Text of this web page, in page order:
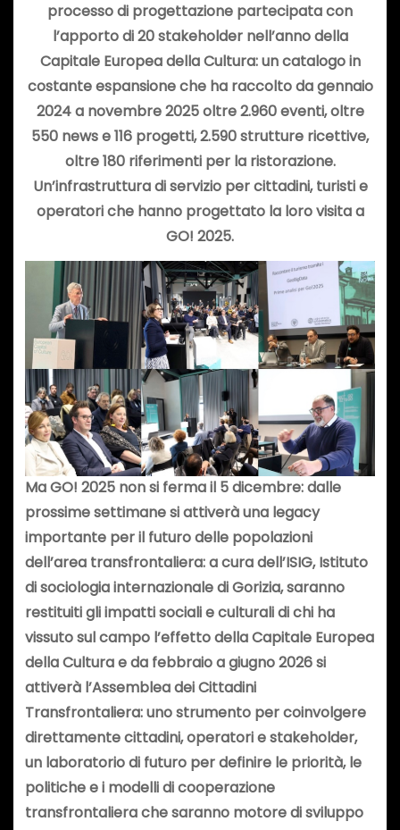
processo di progettazione partecipata con
l’apporto di 20 stakeholder nell’anno della
Capitale Europea della Cultura: un catalogo in
costante espansione che ha raccolto da gennaio
2024 a novembre 2025 oltre 2.960 eventi, oltre
550 news e 116 progetti, 2.590 strutture ricettive,
oltre 180 riferimenti per la ristorazione.
Un’infrastruttura di servizio per cittadini, turisti e
operatori che hanno progettato la loro visita a
GO! 2025.
Ma GO! 2025 non si ferma il 5 dicembre: dalle
prossime settimane si attiverà una legacy
importante per il futuro delle popolazioni
dell’area transfrontaliera: a cura dell’ISIG, Istituto
di sociologia internazionale di Gorizia, saranno
restituiti gli impatti sociali e culturali di chi ha
vissuto sul campo l’effetto della Capitale Europea
della Cultura e da febbraio a giugno 2026 si
attiverà l’Assemblea dei Cittadini
Transfrontaliera: uno strumento per coinvolgere
direttamente cittadini, operatori e stakeholder,
un laboratorio di futuro per definire le priorità, le
politiche e i modelli di cooperazione
transfrontaliera che saranno motore di sviluppo